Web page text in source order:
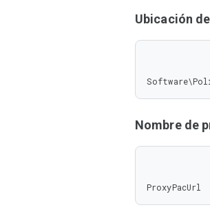
Ubicación
Nombre de
ProxyPacUrl